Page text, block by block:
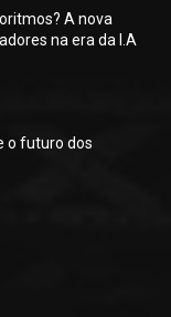
A nova
na era da I.A
o futuro dos